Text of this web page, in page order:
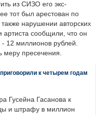
из СИЗО его экс-
тот был арестован по
нарушении авторских
сообщили, что он
12 миллионов рублей.
меру пресечения.
к четырем годам
Гусейна Гасанова к
и штрафу в миллион